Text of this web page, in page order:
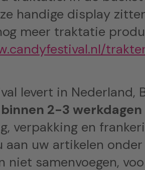
handige display
meer traktatie
levert in Nederland,
binnen 2-3
verpakking en
aan uw artikelen
niet samenvoegen,